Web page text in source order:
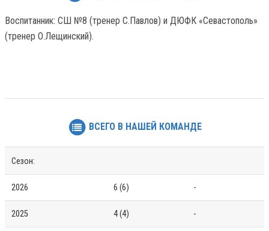
Воспитанник: СШ №8 (тренер С.Павлов) и ДЮФК «Севастополь»
(тренер О.Лещинский).
ВСЕГО В НАШЕЙ КОМАНДЕ
Сезон:
2026 6 (6) -
2025 4 (4) -